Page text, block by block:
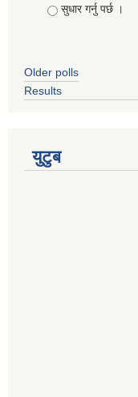
सुधार गर्नु पर्छ ।
Older polls
Results
युटुब